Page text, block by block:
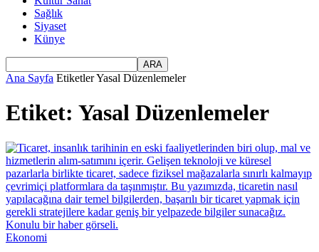
Sağlık
Siyaset
Künye
Ana Sayfa EtiketlerYasal Düzenlemeler
Etiket: Yasal Düzenlemeler
Ekonomi